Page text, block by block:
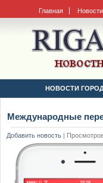
Главная Новости
НОВОСТИ
Международные
Добавить новость |